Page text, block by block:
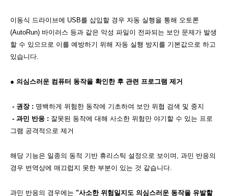
이동식 드라이브에 USB를 삽입할 경우 자동 실행을 통해 오토론
(AutoRun) 바이러스 등과 같은 악성 파일이 전파되는 보안 문제가 발생
할 수 있으므로 이를 예방하기 위해 자동 실행 방지를 기본값으로 하고
있습니다.
● 의심스러운 컴퓨터 동작을 확인한 후 관련 프로그램 제거
- 권장 : 명백하게 위험한 동작에 기초하여 보안 위협 검색 및 중지
- 과민 반응 : 잘못된 동작에 대해 사소한 위험만 야기할 수 있는 프로
그램 공격적으로 제거
해당 기능은 일종의 동적 기반 휴리스틱 설정으로 보이며, 과민 반응의
경우 번역상에 매끄럽지 못한 부분이 있는 것 같습니다.
과민 반응의 경우에는 "사소한 위험일지도 의심스러운 동작을 유발할